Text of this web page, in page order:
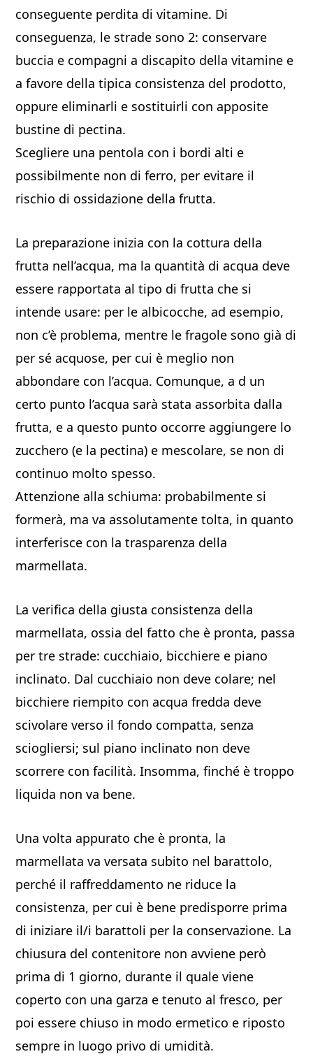
conseguente perdita di vitamine. Di
conseguenza, le strade sono 2: conservare
buccia e compagni a discapito della vitamine e
a favore della tipica consistenza del prodotto,
oppure eliminarli e sostituirli con apposite
bustine di pectina.
Scegliere una pentola con i bordi alti e
possibilmente non di ferro, per evitare il
rischio di ossidazione della frutta.
La preparazione inizia con la cottura della
frutta nell’acqua, ma la quantità di acqua deve
essere rapportata al tipo di frutta che si
intende usare: per le albicocche, ad esempio,
non c’è problema, mentre le fragole sono già di
per sé acquose, per cui è meglio non
abbondare con l’acqua. Comunque, a d un
certo punto l’acqua sarà stata assorbita dalla
frutta, e a questo punto occorre aggiungere lo
zucchero (e la pectina) e mescolare, se non di
continuo molto spesso.
Attenzione alla schiuma: probabilmente si
formerà, ma va assolutamente tolta, in quanto
interferisce con la trasparenza della
marmellata.
La verifica della giusta consistenza della
marmellata, ossia del fatto che è pronta, passa
per tre strade: cucchiaio, bicchiere e piano
inclinato. Dal cucchiaio non deve colare; nel
bicchiere riempito con acqua fredda deve
scivolare verso il fondo compatta, senza
sciogliersi; sul piano inclinato non deve
scorrere con facilità. Insomma, finché è troppo
liquida non va bene.
Una volta appurato che è pronta, la
marmellata va versata subito nel barattolo,
perché il raffreddamento ne riduce la
consistenza, per cui è bene predisporre prima
di iniziare il/i barattoli per la conservazione. La
chiusura del contenitore non avviene però
prima di 1 giorno, durante il quale viene
coperto con una garza e tenuto al fresco, per
poi essere chiuso in modo ermetico e riposto
sempre in luogo privo di umidità.